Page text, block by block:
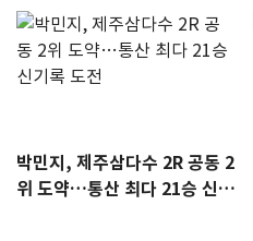
박민지, 제주삼다수 2R 공동 2
위 도약…통산 최다 21승 신기